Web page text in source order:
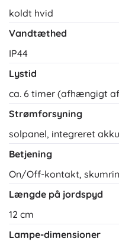
koldt hvid
Vandtæthed
IP44
Lystid
ca. 6 timer (afhængigt
Strømforsyning
solpanel, integreret
Betjening
On/Off-kontakt,
Længde på jordspyd
12 cm
Lampe-dimensioner